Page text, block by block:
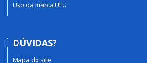
Uso da marca UFU
DÚVIDAS?
Mapa do site